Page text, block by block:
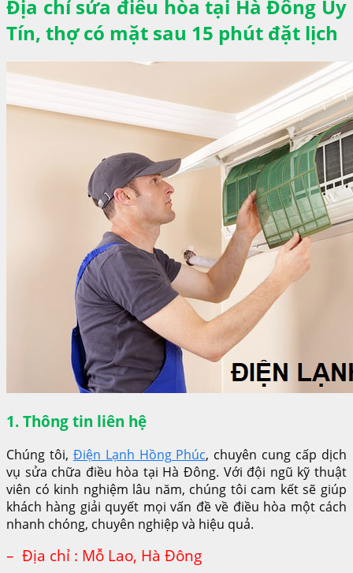
Địa chỉ sửa điều hòa tại Hà Đông Uy
Tín, thợ có mặt sau 15 phút đặt lịch
1. Thông tin liên hệ
Chúng tôi, Điện Lạnh Hồng Phúc, chuyên cung cấp dịch
vụ sửa chữa điều hòa tại Hà Đông. Với đội ngũ kỹ thuật
viên có kinh nghiệm lâu năm, chúng tôi cam kết sẽ giúp
khách hàng giải quyết mọi vấn đề về điều hòa một cách
nhanh chóng, chuyên nghiệp và hiệu quả.
– Địa chỉ : Mỗ Lao, Hà Đông